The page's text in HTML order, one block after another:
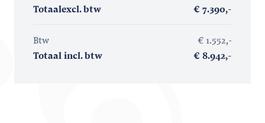
Totaalexcl. btw € 7.390,-
Btw
€ 1.552,-
Totaal incl. btw
€ 8.942,-